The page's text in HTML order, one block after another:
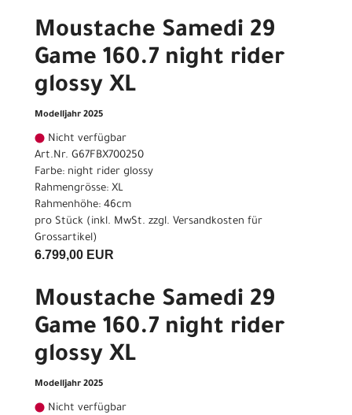
Moustache Samedi 29
Game 160.7 night rider
glossy XL
Modelljahr 2025
Nicht verfügbar
Art.Nr. G67FBX700250
Farbe: night rider glossy
Rahmengrösse: XL
Rahmenhöhe: 46cm
pro Stück (inkl. MwSt. zzgl. Versandkosten für
Grossartikel)
6.799,00 EUR
Moustache Samedi 29
Game 160.7 night rider
glossy XL
Modelljahr 2025
Nicht verfügbar